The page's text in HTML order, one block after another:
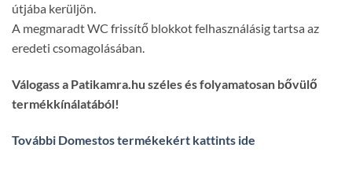
útjába kerüljön.
A megmaradt WC frissítő blokkot felhasználásig tartsa az
eredeti csomagolásában.
Válogass a Patikamra.hu széles és folyamatosan bővülő
termékkínálatából!
További Domestos termékekért kattints ide